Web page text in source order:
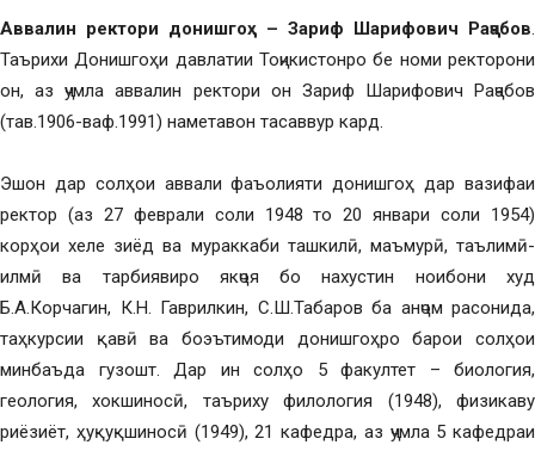
Аввалин ректори донишгоҳ – Зариф Шарифович Раҷабов.
Таърихи Донишгоҳи давлатии Тоҷикистонро бе номи ректорони
он, аз ҷумла аввалин ректори он Зариф Шарифович Раҷабов
(тав.1906-ваф.1991) наметавон тасаввур кард.
Эшон дар солҳои аввали фаъолияти донишгоҳ дар вазифаи
ректор (аз 27 феврали соли 1948 то 20 январи соли 1954)
корҳои хеле зиёд ва мураккаби ташкилӣ, маъмурӣ, таълимӣ-
илмӣ ва тарбиявиро якҷоя бо нахустин ноибони худ
Б.А.Корчагин, К.Н. Гаврилкин, С.Ш.Табаров ба анҷом расонида,
таҳкурсии қавӣ ва боэътимоди донишгоҳро барои солҳои
минбаъда гузошт. Дар ин солҳо 5 факултет – биология,
геология, хокшиносӣ, таъриху филология (1948), физикаву
риёзиёт, ҳуқуқшиносӣ (1949), 21 кафедра, аз ҷумла 5 кафедраи